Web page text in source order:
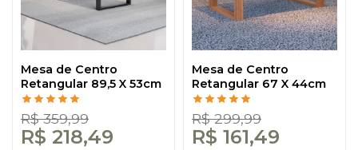
Mesa de Centro
Retangular 89,5 X 53cm
Industrial Freijó/Preto -
Dalla Costa
R$ 359,99
R$ 218,49
Mesa de Centro
Retangular 67 X 44cm
Industrial Off
White/Freijó - Dalla
Costa
R$ 299,99
R$ 161,49